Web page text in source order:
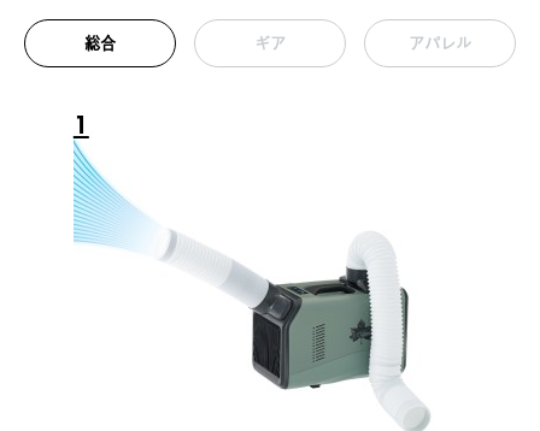
総合 ギア アパレル
1